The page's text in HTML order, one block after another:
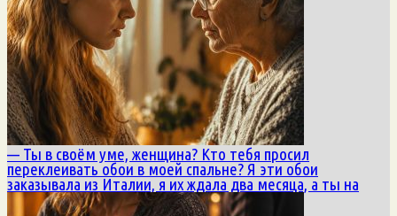
— Ты в своём уме, женщина? Кто тебя просил
переклеивать обои в моей спальне? Я эти обои
заказывала из Италии, я их ждала два месяца, а ты на